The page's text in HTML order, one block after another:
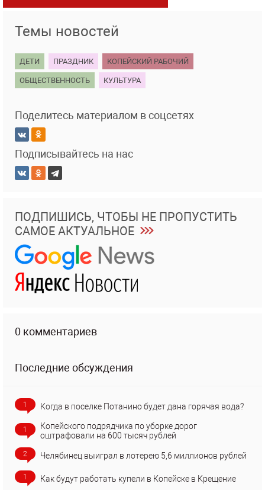
Темы новостей
ДЕТИ ПРАЗДНИК КОПЕЙСКИЙ РАБОЧИЙ
ОБЩЕСТВЕННОСТЬ КУЛЬТУРА
Поделитесь материалом в соцсетях
Подписывайтесь на нас
ПОДПИШИСЬ, ЧТОБЫ НЕ ПРОПУСТИТЬ
САМОЕ АКТУАЛЬНОЕ
0 комментариев
Последние обсуждения
1 Когда в поселке Потанино будет дана горячая вода?
1
Копейского подрядчика по уборке дорог
оштрафовали на 600 тысяч рублей
2 Челябинец выиграл в лотерею 5,6 миллионов рублей
1 Как будут работать купели в Копейске в Крещение